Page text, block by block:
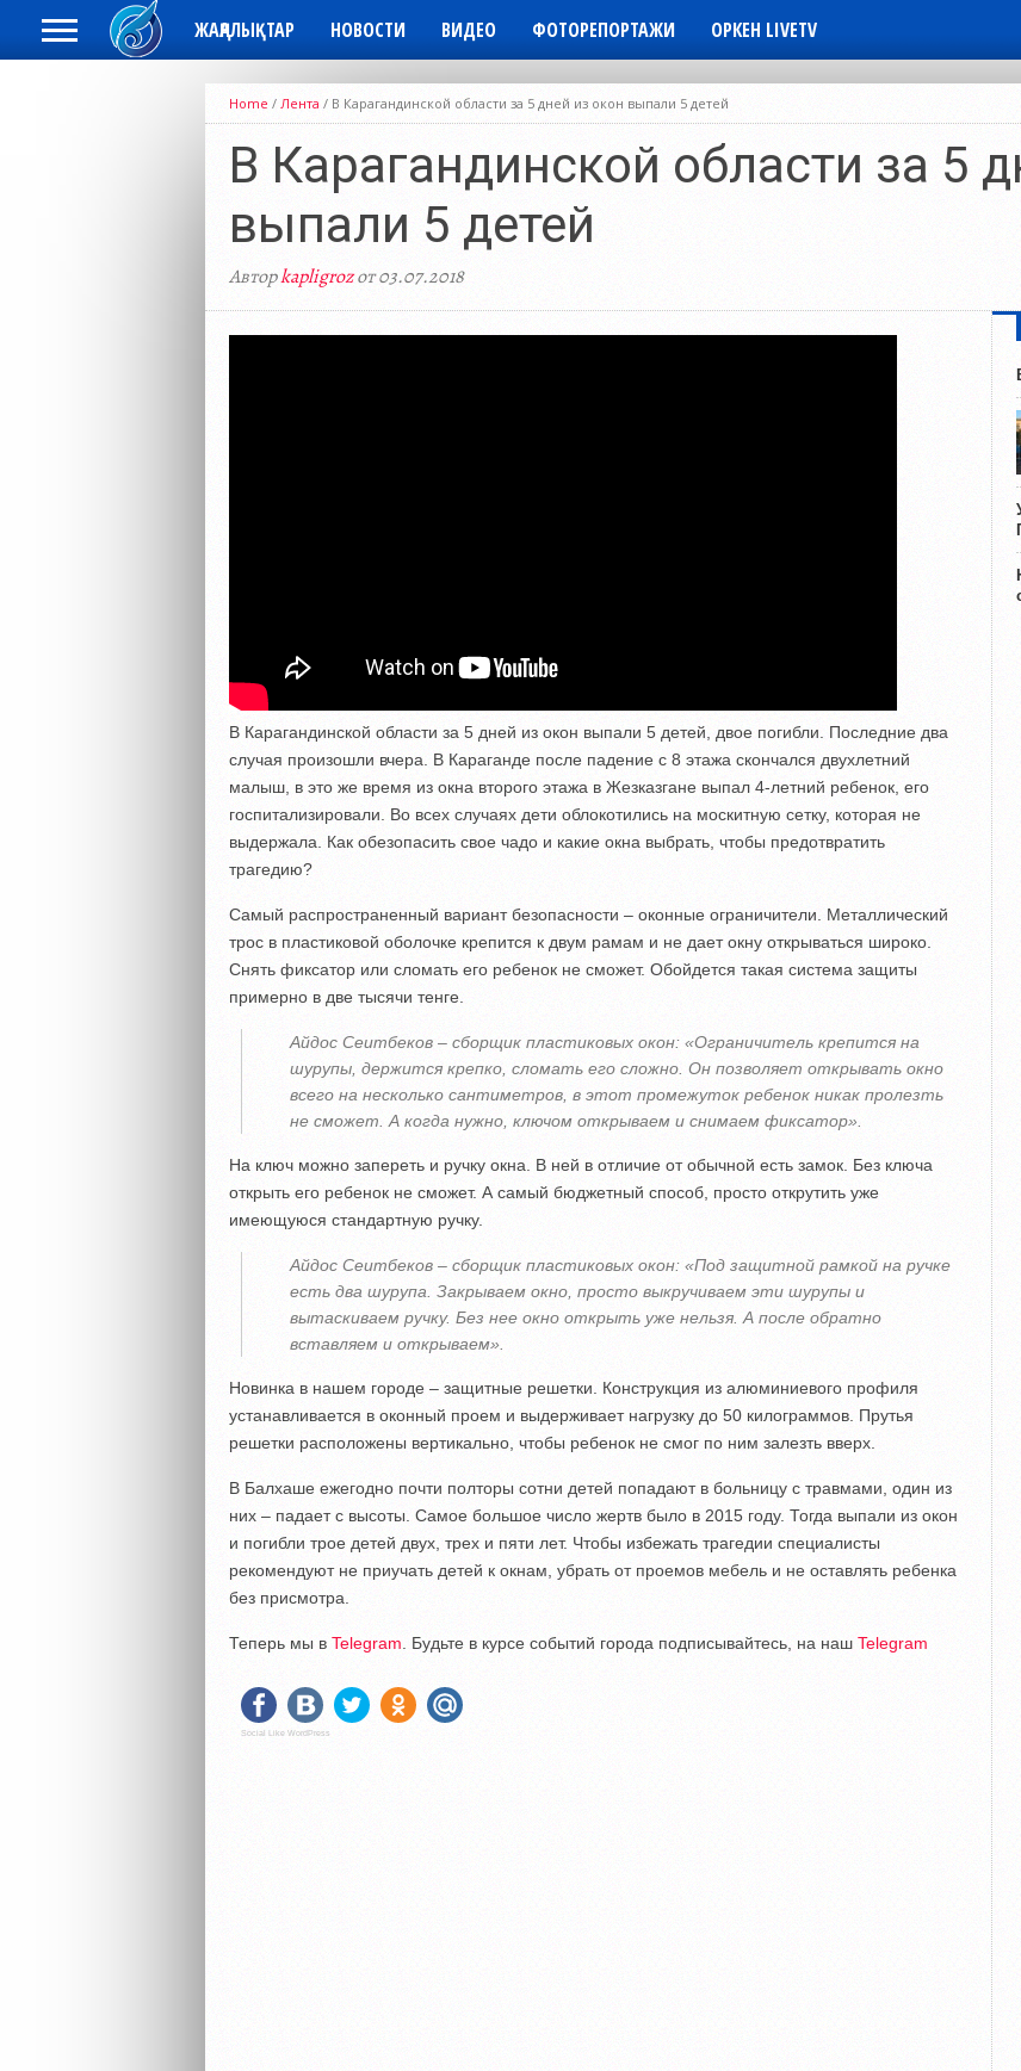
ЖАҢАЛЫҚТАР НОВОСТИ ВИДЕО ФОТОРЕПОРТАЖИ ОРКЕН LIVETV
Home / Лента / В Карагандинской области за 5 дней из окон выпали 5 детей
В Карагандинской области за 5
выпали 5 детей
Авторkapligrozот 03.07.2018
В Карагандинской области за 5 дней из окон выпали 5 детей, двое погибли. Последние два
случая произошли вчера. В Караганде после падение с 8 этажа скончался двухлетний
малыш, в это же время из окна второго этажа в Жезказгане выпал 4-летний ребенок, его
госпитализировали. Во всех случаях дети облокотились на москитную сетку, которая не
выдержала. Как обезопасить свое чадо и какие окна выбрать, чтобы предотвратить
трагедию?
Самый распространенный вариант безопасности – оконные ограничители. Металлический
трос в пластиковой оболочке крепится к двум рамам и не дает окну открываться широко.
Снять фиксатор или сломать его ребенок не сможет. Обойдется такая система защиты
примерно в две тысячи тенге.
Айдос Сеитбеков – сборщик пластиковых окон: «Ограничитель крепится на
шурупы, держится крепко, сломать его сложно. Он позволяет открывать окно
всего на несколько сантиметров, в этот промежуток ребенок никак пролезть
не сможет. А когда нужно, ключом открываем и снимаем фиксатор».
На ключ можно запереть и ручку окна. В ней в отличие от обычной есть замок. Без ключа
открыть его ребенок не сможет. А самый бюджетный способ, просто открутить уже
имеющуюся стандартную ручку.
Айдос Сеитбеков – сборщик пластиковых окон: «Под защитной рамкой на ручке
есть два шурупа. Закрываем окно, просто выкручиваем эти шурупы и
вытаскиваем ручку. Без нее окно открыть уже нельзя. А после обратно
вставляем и открываем».
Новинка в нашем городе – защитные решетки. Конструкция из алюминиевого профиля
устанавливается в оконный проем и выдерживает нагрузку до 50 килограммов. Прутья
решетки расположены вертикально, чтобы ребенок не смог по ним залезть вверх.
В Балхаше ежегодно почти полторы сотни детей попадают в больницу с травмами, один из
них – падает с высоты. Самое большое число жертв было в 2015 году. Тогда выпали из окон
и погибли трое детей двух, трех и пяти лет. Чтобы избежать трагедии специалисты
рекомендуют не приучать детей к окнам, убрать от проемов мебель и не оставлять ребенка
без присмотра.
Теперь мы в Telegram . Будьте в курсе событий города подписывайтесь, на наш Telegram
Social Like WordPress